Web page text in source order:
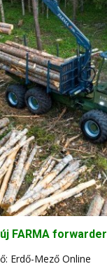
FARMA forwarder
Erdő-Mező Online